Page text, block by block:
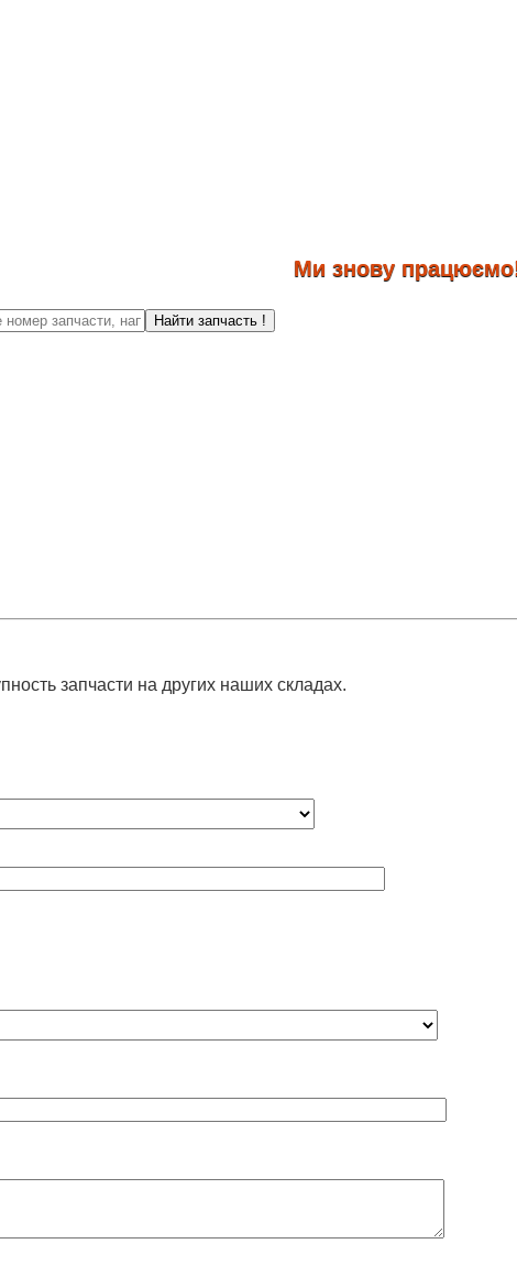
Ми знову працюємо!!
Найти запчасть !
запчасти на других наших складах.